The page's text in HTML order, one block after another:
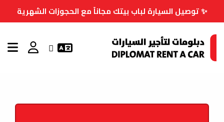
✨ توصيل السيارة لباب بيتك مجاناً مع الحجوزات الشهرية